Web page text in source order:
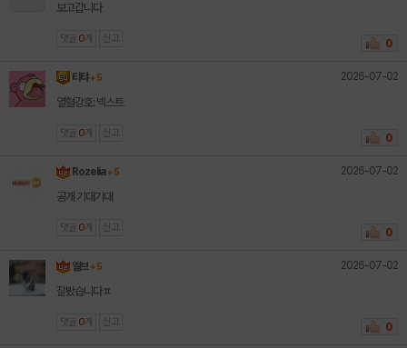
보고갑니다
댓글 0 개 신고 0
티탸 + 5 2026-07-02
열혈강호: 넥스트
댓글 0 개 신고 0
Rozelia + 5 2026-07-02
공개 기대기대
댓글 0 개 신고 0
엘브 + 5 2026-07-02
잘봤습니다ㅍ
댓글 0 개 신고 0